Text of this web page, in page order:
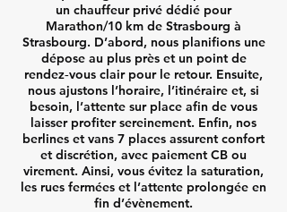
un chauffeur privé dédié pour
Marathon/10 km de Strasbourg à
Strasbourg. D’abord, nous planifions une
dépose au plus près et un point de
rendez‑vous clair pour le retour. Ensuite,
nous ajustons l’horaire, l’itinéraire et, si
besoin, l’attente sur place afin de vous
laisser profiter sereinement. Enfin, nos
berlines et vans 7 places assurent confort
et discrétion, avec paiement CB ou
virement. Ainsi, vous évitez la saturation,
les rues fermées et l’attente prolongée en
fin d’évènement.